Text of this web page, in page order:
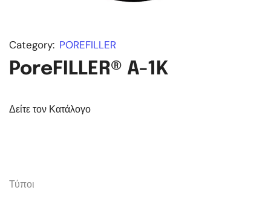
Category: POREFILLER
PoreFILLER® A-1K
Δείτε τον Κατάλογο
Τύποι